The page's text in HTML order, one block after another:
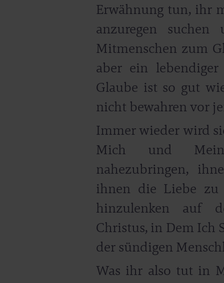
Erwähnung tun, ihr
anzuregen
Mitmenschen zum
aber ein
Glaube ist so gut
nicht bewahren vor
Immer wieder wird
Mich und
nahezubringen,
ihnen die Liebe zu
hinzulenken auf
Christus, in Dem Ich
der sündigen
Was ihr also tut in